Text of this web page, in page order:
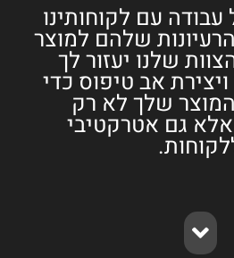
עבודה עם לקוחותינו
שלהם למוצר
שלנו יעזור לך
אב טיפוס כדי
שלך לא רק
אלא גם אטרקטיבי